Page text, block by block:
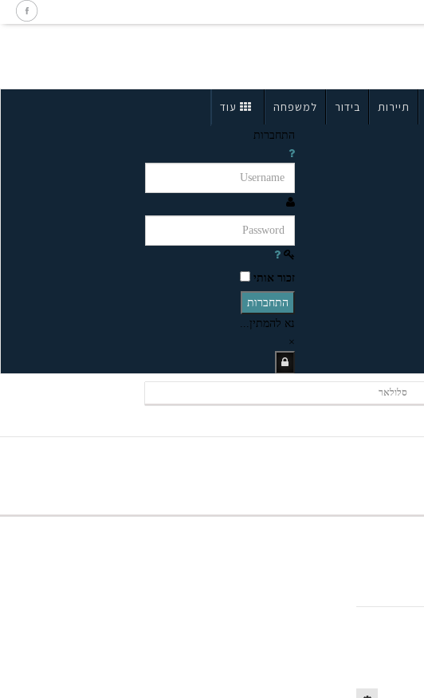
תיירות בידור למשפחה עוד
התחברות
זכור אותי
התחברות
נא להמתין...
×
סלולאר